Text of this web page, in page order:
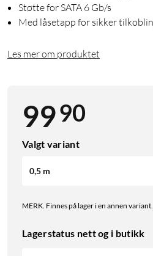
Støtte for SATA 6 Gb/s
Med låsetapp for sikker
Les mer om produktet
9990
Valgt variant
0,5 m
MERK. Finnes på lager i en annen variant.
Lagerstatus nett og i butikk